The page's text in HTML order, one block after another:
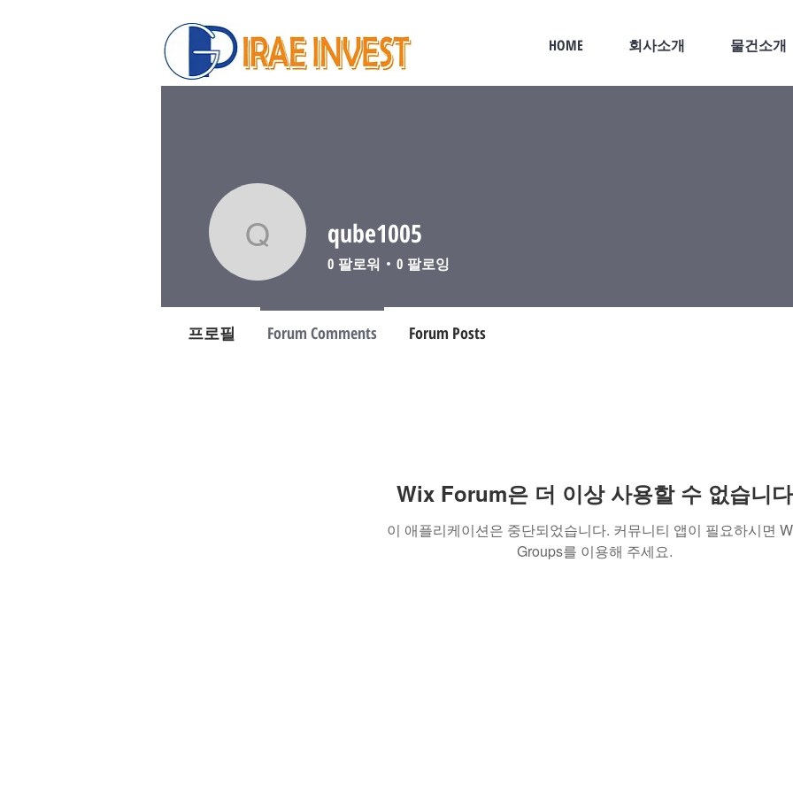
Wix Forum은 더 이상 사용할 수 없습니다
이 애플리케이션은 중단되었습니다. 커뮤니티 앱이 필요하시면
Groups를 이용해 주세요.
qube1005
qube1005
0 팔로워 0 팔로잉
프로필 Forum Comments Forum Posts
HOME 회사소개 물건소개